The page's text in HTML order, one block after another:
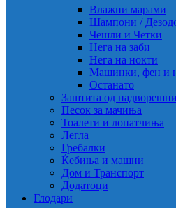
Влажни марами
Шампони /
Чешли и Четки
Нега на заби
Нега на нокти
Машинки, фен и
Останато
Заштита од
Песок за мачиња
Тоалети и лопатчиња
Легла
Гребалки
Ќебиња и машни
Дом и Транспорт
Додатоци
Глодари